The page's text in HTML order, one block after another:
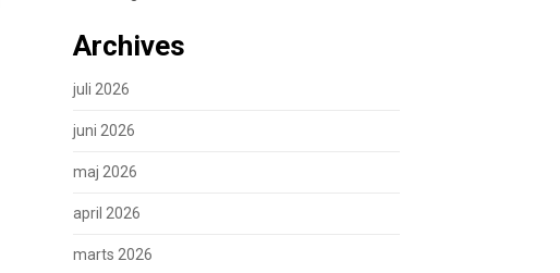
Archives
juli 2026
juni 2026
maj 2026
april 2026
marts 2026